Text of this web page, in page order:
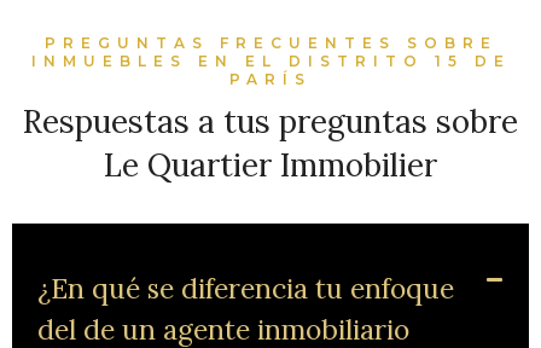
PREGUNTAS FRECUENTES SOBRE
INMUEBLES EN EL DISTRITO 15 DE
PARÍS
Respuestas a tus preguntas sobre
Le Quartier Immobilier
¿En qué se diferencia tu enfoque
del de un agente inmobiliario